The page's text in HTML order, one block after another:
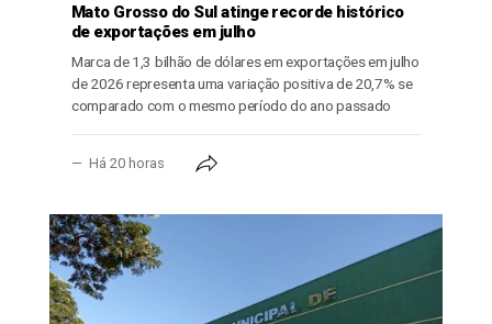
Mato Grosso do Sul atinge recorde histórico
de exportações em julho
Marca de 1,3 bilhão de dólares em exportações em julho
de 2026 representa uma variação positiva de 20,7% se
comparado com o mesmo período do ano passado
Há 20 horas